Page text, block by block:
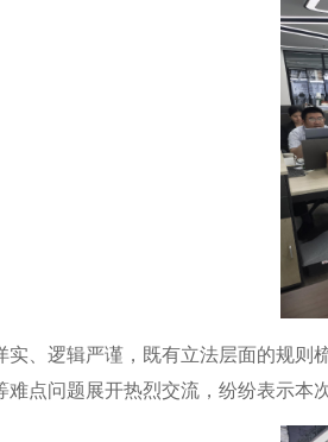
实、逻辑严谨，既有立法层面的规
难点问题展开热烈交流，纷纷表示本